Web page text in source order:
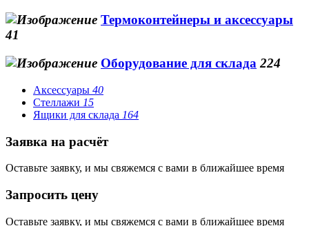
Термоконтейнеры и аксессуары
41
Оборудование для склада 224
Аксессуары 40
Стеллажи 15
Ящики для склада 164
Заявка на расчёт
Оставьте заявку, и мы свяжемся с вами в ближайшее время
Запросить цену
Оставьте заявку, и мы свяжемся с вами в ближайшее время